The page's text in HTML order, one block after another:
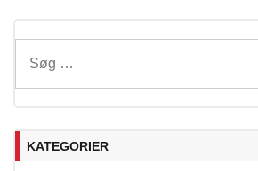
efter:
KATEGORIER